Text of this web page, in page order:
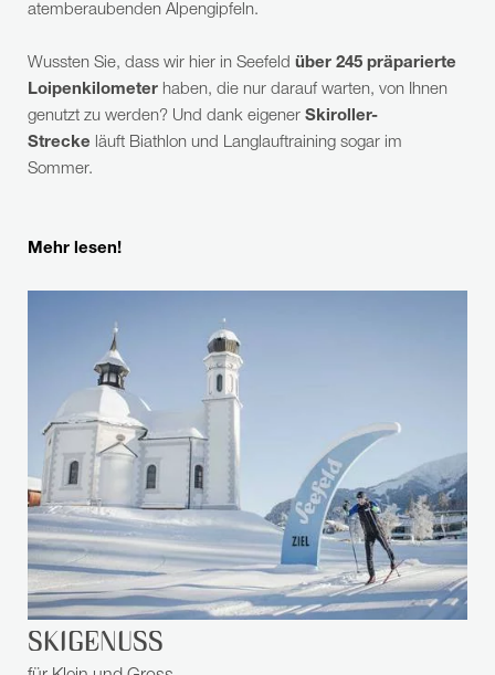
atemberaubenden Alpengipfeln.
Wussten Sie, dass wir hier in Seefeld über 245 präparierte
Loipenkilometer haben, die nur darauf warten, von Ihnen
genutzt zu werden? Und dank eigener Skiroller-
Strecke läuft Biathlon und Langlauftraining sogar im
Sommer.
Mehr lesen!
SKIGENUSS